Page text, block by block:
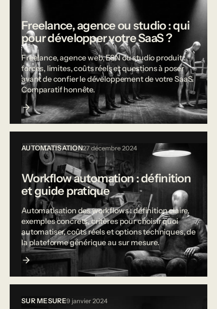
Freelance, agence ou studio : qui
pour développer votre SaaS ?
Freelance, agence web, ESN ou studio produit :
forces, limites, coûts réels et questions à poser
avant de confier le développement de votre SaaS.
Comparatif honnête.
AUTOMATISATION27 décembre 2024
Workflow automation : définition
et guide pratique
Automatisation des workflows : définition claire,
exemples concrets, critères pour choisir quoi
automatiser, coûts réels et options techniques, de
la plateforme générique au sur mesure.
SUR MESURE9 janvier 2024